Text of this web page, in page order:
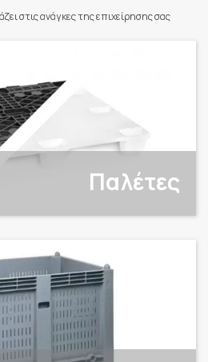
στις ανάγκες της επιχείρησης σας
Παλέτες